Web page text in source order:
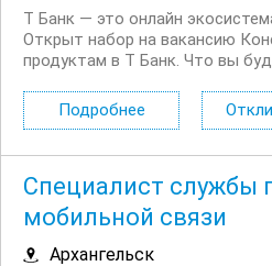
Т Банк — это онлайн
Открыт набор на вакансию
продуктам в Т Банк. Что вы
Консультировать действующих
клиентов банка по телефону и в
Подробнее
Специалист службы
мобильной связи
Архангельск